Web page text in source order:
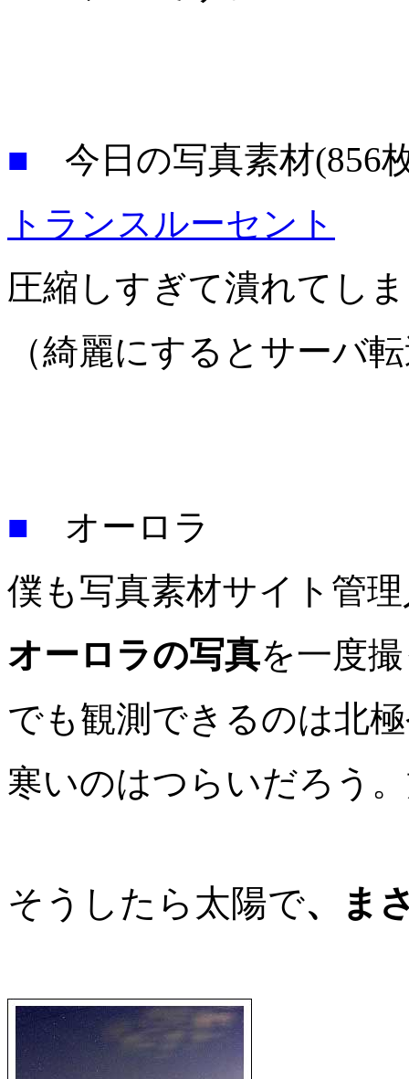
■ 今日の写真素材(856
トランスルーセント
圧縮しすぎて潰れてし
（綺麗にするとサーバ
■ オーロラ
僕も写真素材サイト管
オーロラの写真を一度
でも観測できるのは北
寒いのはつらいだろう
そうしたら太陽で、ま